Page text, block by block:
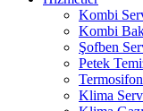
Kombi
Kombi
Şofben
Petek
Klima